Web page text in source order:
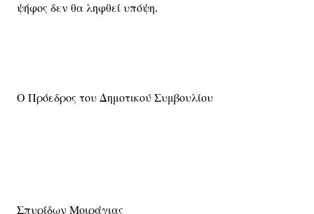
ψήφος δεν θα ληφθεί υπόψη.
Ο Πρόεδρος του Δημοτικού Συμβουλίου
Σπυρίδων Μοιράγιας